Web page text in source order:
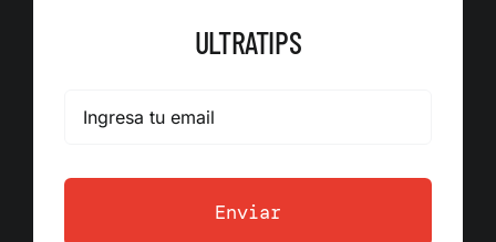
ULTRATIPS
Enviar